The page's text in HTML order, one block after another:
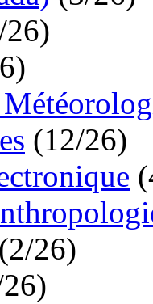
(12/26)
(2/26)